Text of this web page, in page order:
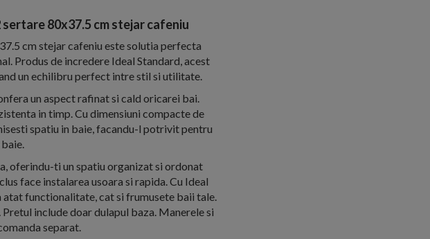
80x37.5 cm stejar cafeniu
cm stejar cafeniu este solutia perfecta
Produs de incredere Ideal Standard, acest
un echilibru perfect intre stil si utilitate.
un aspect rafinat si cald oricarei bai.
in timp. Cu dimensiuni compacte de
spatiu in baie, facandu-l potrivit pentru
oferindu-ti un spatiu organizat si ordonat
face instalarea usoara si rapida. Cu Ideal
atat functionalitate, cat si frumusete baii tale.
include doar dulapul baza. Manerele si
separat.